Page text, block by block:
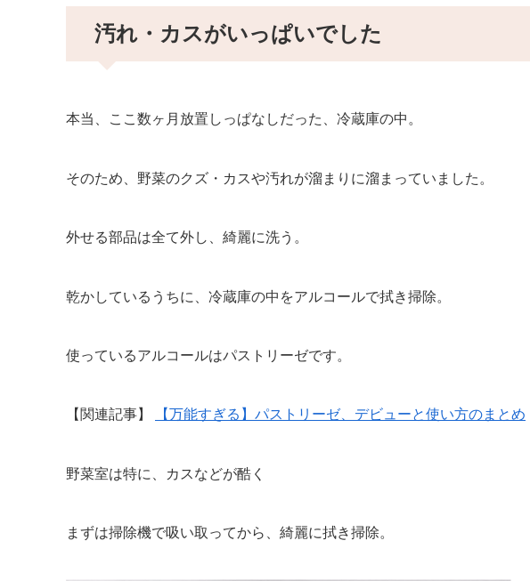
汚れ・カスがいっぱいでした
本当、ここ数ヶ月放置しっぱなしだった、冷蔵庫の中。
そのため、野菜のクズ・カスや汚れが溜まりに溜まっていました。
外せる部品は全て外し、綺麗に洗う。
乾かしているうちに、冷蔵庫の中をアルコールで拭き掃除。
使っているアルコールはパストリーゼです。
【関連記事】 【万能すぎる】パストリーゼ、デビューと使い方のまとめ
野菜室は特に、カスなどが酷く
まずは掃除機で吸い取ってから、綺麗に拭き掃除。